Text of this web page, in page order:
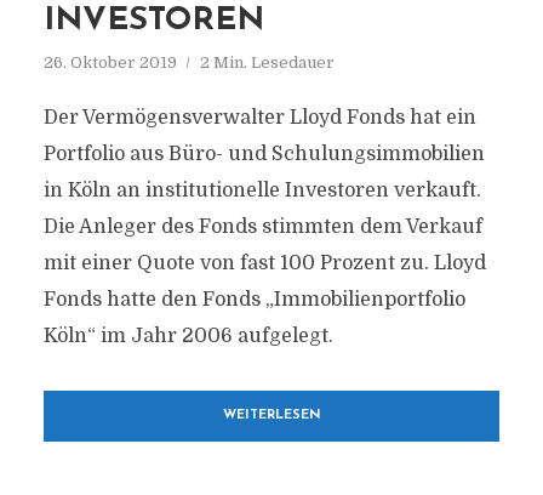
INVESTOREN
26. Oktober 2019 2 Min. Lesedauer
Der Vermögensverwalter Lloyd Fonds hat ein
Portfolio aus Büro- und Schulungsimmobilien
in Köln an institutionelle Investoren verkauft.
Die Anleger des Fonds stimmten dem Verkauf
mit einer Quote von fast 100 Prozent zu. Lloyd
Fonds hatte den Fonds „Immobilienportfolio
Köln“ im Jahr 2006 aufgelegt.
WEITERLESEN